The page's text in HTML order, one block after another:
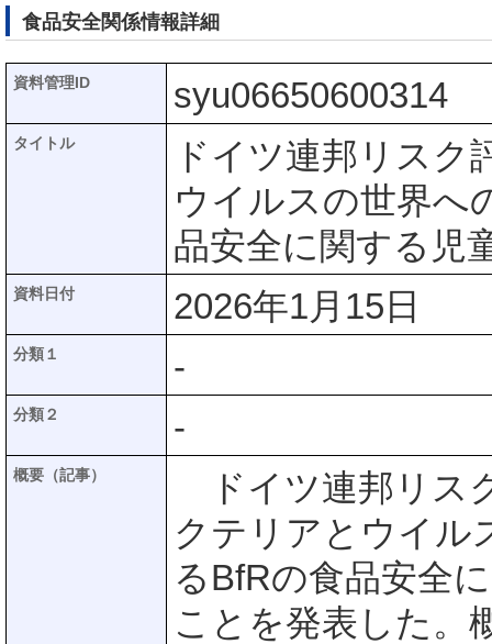
食品安全関係情報詳細
資料管理ID syu06650600314
タイトル
ドイツ連邦リスク
ウイルスの世界へ
品安全に関する児
資料日付 2026年1月15日
分類１ -
分類２ -
概要（記事）
ドイツ連邦リス
クテリアとウイル
るBfRの食品安全
ことを発表した。